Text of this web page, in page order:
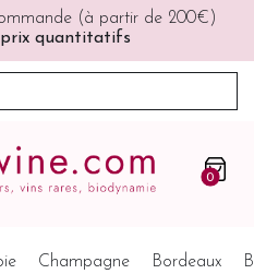
(à partir de 200€)
prix quantitatifs
0
Champagne Bordeaux